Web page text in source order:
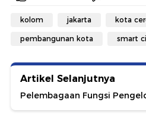
kolom jakarta kota
pembangunan kota smart
Artikel Selanjutnya
Pelembagaan Fungsi